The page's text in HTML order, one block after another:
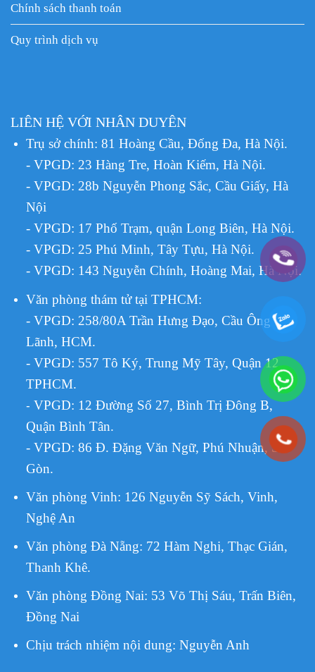
Chính sách thanh toán
Quy trình dịch vụ
LIÊN HỆ VỚI NHÂN DUYÊN
Trụ sở chính: 81 Hoàng Cầu, Đống Đa, Hà Nội.
- VPGD: 23 Hàng Tre, Hoàn Kiếm, Hà Nội.
- VPGD: 28b Nguyễn Phong Sắc, Cầu Giấy, Hà
Nội
- VPGD: 17 Phố Trạm, quận Long Biên, Hà Nội.
- VPGD: 25 Phú Minh, Tây Tựu, Hà Nội.
- VPGD: 143 Nguyễn Chính, Hoàng Mai, Hà Nội.
Văn phòng thám tử tại TPHCM:
- VPGD: 258/80A Trần Hưng Đạo, Cầu Ông
Lãnh, HCM.
- VPGD: 557 Tô Ký, Trung Mỹ Tây, Quận 12,
TPHCM.
- VPGD: 12 Đường Số 27, Bình Trị Đông B,
Quận Bình Tân.
- VPGD: 86 Đ. Đặng Văn Ngữ, Phú Nhuận, Sài
Gòn.
Văn phòng Vinh: 126 Nguyễn Sỹ Sách, Vinh,
Nghệ An
Văn phòng Đà Nẵng: 72 Hàm Nghi, Thạc Gián,
Thanh Khê.
Văn phòng Đồng Nai: 53 Võ Thị Sáu, Trấn Biên,
Đồng Nai
Chịu trách nhiệm nội dung: Nguyễn Anh